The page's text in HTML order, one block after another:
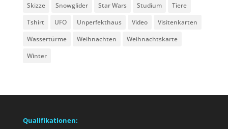
Skizze
Snowglider Star Wars Studium
Tiere
Tshirt
UFO Unperfekthaus Video
Visitenkarten
Wassertürme
Weihnachten
Weihnachtskarte
Winter
Qualifikationen: